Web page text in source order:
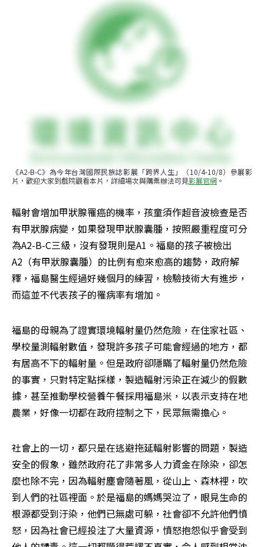
《A2-B-C》為今年台灣國際民族誌影展「跨界人生」（10/4-10/8）參展影
片，歡迎大家到戲院觀看本片，詳細場次與購票辦法可見影展官網 。
輻射會增加甲狀腺罹癌的機率，孩童須作超音波檢查是否
有甲狀腺病變，如果發現甲狀腺囊腫，按照嚴重程度可分
為A2-B-C三級，沒有發現則是A1。福島的孩子被檢出
A2（有甲狀腺囊腫）的比例有愈來愈高的趨勢，政府解
釋，福島醫生經過好幾個月的練習，檢驗技術大有進步，
而這並不代表孩子的罹病率有增加。
福島的母親為了證實環境輻射量仍然危險，在住家社區、
學校量測輻射數值，發現許多孩子可能會經過的地方，都
有居高不下的輻射量。但是政府卻隱瞞了輻射量仍然危險
的事實，只對特定點採樣，製造輻射污染正在減少的假數
據，甚至推動學校營養午餐採用福島米，以表示支持在地
農業，好像一切都在政府控制之下，民眾無需擔心。
社會上的一切，都只是在逃避拖延輻射影響的問題，製造
安全的假象，雖然政府花了非常多人力資金在除染，卻怎
麼也除不完，因為輻射塵會隨著風，從山上、森林裡，吹
到人們的社區裡面。於是福島的媽媽哭泣了，眼見生命的
根源都受到汙染，他們已無處可躲，社會卻不允許他們憤
怒，因為社會已經投注了大量資源，憤怒抱怨似乎會受到